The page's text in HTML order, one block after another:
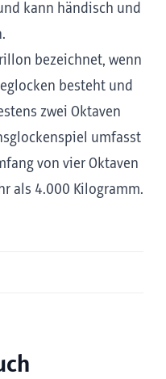
kann händisch und
bezeichnet, wenn
besteht und
zwei Oktaven
umfasst
von vier Oktaven
als 4.000 Kilogramm.